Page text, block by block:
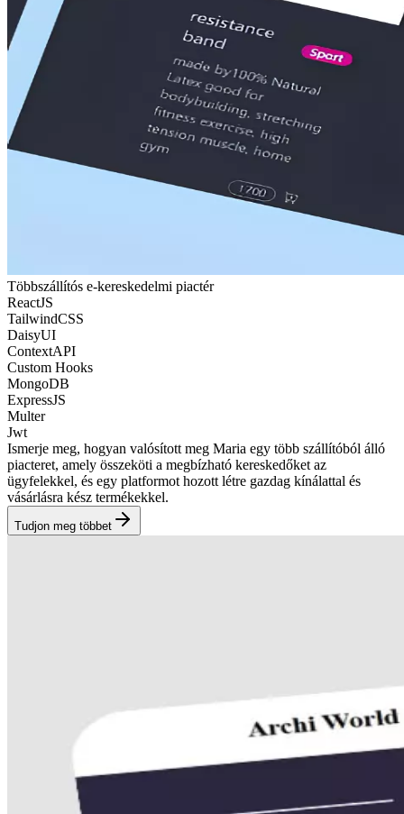
Többszállítós e-kereskedelmi piactér
ReactJS
TailwindCSS
DaisyUI
ContextAPI
Custom Hooks
MongoDB
ExpressJS
Multer
Jwt
Ismerje meg, hogyan valósított meg Maria egy több szállítóból álló
piacteret, amely összeköti a megbízható kereskedőket az
ügyfelekkel, és egy platformot hozott létre gazdag kínálattal és
vásárlásra kész termékekkel.
Tudjon meg többet